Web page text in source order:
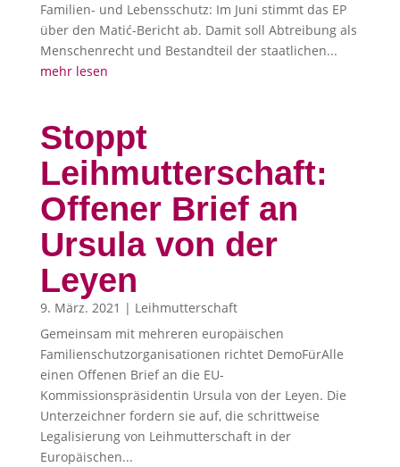
Familien- und Lebensschutz: Im Juni stimmt das EP
über den Matić-Bericht ab. Damit soll Abtreibung als
Menschenrecht und Bestandteil der staatlichen...
mehr lesen
Stoppt
Leihmutterschaft:
Offener Brief an
Ursula von der
Leyen
9. März. 2021 | Leihmutterschaft
Gemeinsam mit mehreren europäischen
Familienschutzorganisationen richtet DemoFürAlle
einen Offenen Brief an die EU-
Kommissionspräsidentin Ursula von der Leyen. Die
Unterzeichner fordern sie auf, die schrittweise
Legalisierung von Leihmutterschaft in der
Europäischen...